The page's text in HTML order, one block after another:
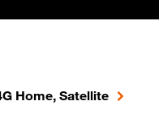
Home, Satellite